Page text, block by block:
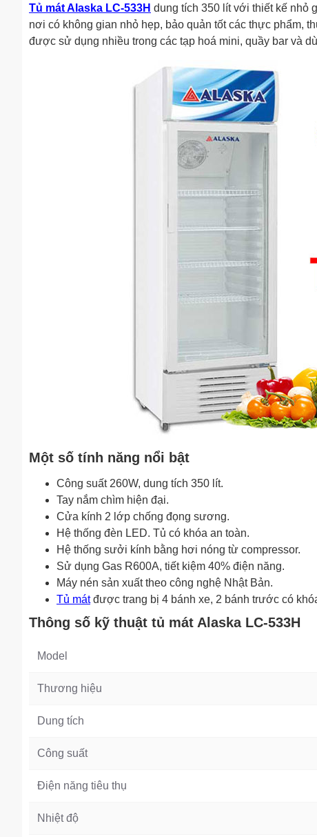
Tủ mát Alaska LC-533H dung tích 350 lít với thiết kế nhỏ
nơi có không gian nhỏ hẹp, bảo quản tốt các thực phẩm,
được sử dụng nhiều trong các tạp hoá mini, quầy bar và
Một số tính năng nổi bật
Công suất 260W, dung tích 350 lít.
Tay nắm chìm hiện đại.
Cửa kính 2 lớp chống đọng sương.
Hệ thống đèn LED. Tủ có khóa an toàn.
Hệ thống sưởi kính bằng hơi nóng từ compressor.
Sử dụng Gas R600A, tiết kiệm 40% điện năng.
Máy nén sản xuất theo công nghệ Nhật Bản.
Tủ mátđược trang bị 4 bánh xe, 2 bánh trước có
Thông số kỹ thuật tủ mát Alaska LC-533H
Model
Thương hiệu
Dung tích
Công suất
Điện năng tiêu thụ
Nhiệt độ